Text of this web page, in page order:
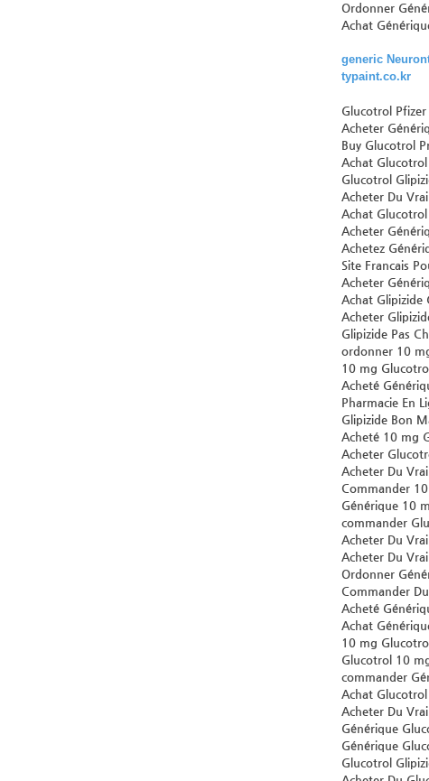
Ordonner
Achat
generic
typaint.co.kr
Glucotrol Pfizer
Acheter
Buy Glucotrol
Achat Glucotrol
Glucotrol
Acheter Du
Achat
Acheter
Achetez
Site Francais
Acheter
Achat Glipizide
Acheter
Glipizide Pas
ordonner 10
10 mg
Acheté
Pharmacie En
Glipizide Bon
Acheté 10 mg
Acheter
Acheter Du
Commander
Générique 10
commander
Acheter Du
Acheter Du
Ordonner
Commander
Acheté
Achat
10 mg
Glucotrol 10
commander
Achat Glucotrol
Acheter Du
Générique
Générique
Glucotrol